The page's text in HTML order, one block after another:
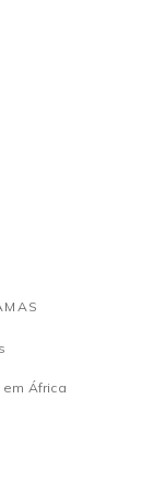
África